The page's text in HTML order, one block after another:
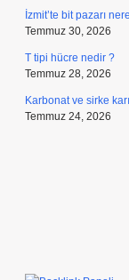
İzmit’te bit pazarı
Temmuz 30, 2026
T tipi hücre nedir ?
Temmuz 28, 2026
Karbonat ve sirke
Temmuz 24, 2026